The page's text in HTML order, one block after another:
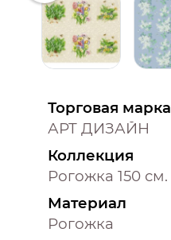
Торговая марка
АРТ ДИЗАЙН
Коллекция
Рогожка 150 см.
Материал
Рогожка